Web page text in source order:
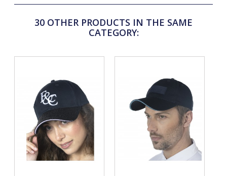
30 OTHER PRODUCTS IN THE SAME
CATEGORY: